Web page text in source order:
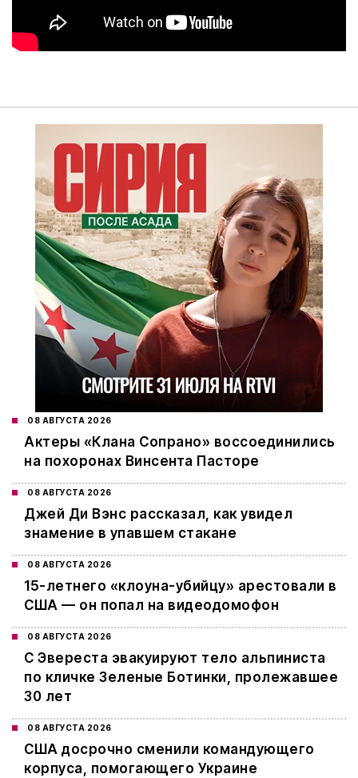
08 АВГУСТА 2026
Актеры «Клана Сопрано» воссоединились
на похоронах Винсента Пасторе
08 АВГУСТА 2026
Джей Ди Вэнс рассказал, как увидел
знамение в упавшем стакане
08 АВГУСТА 2026
15-летнего «клоуна-убийцу» арестовали в
США — он попал на видеодомофон
08 АВГУСТА 2026
С Эвереста эвакуируют тело альпиниста
по кличке Зеленые Ботинки, пролежавшее
30 лет
08 АВГУСТА 2026
США досрочно сменили командующего
корпуса, помогающего Украине